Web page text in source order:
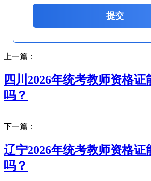
提交
上一篇：
四川2026年统考教师资格
吗？
下一篇：
辽宁2026年统考教师资格证
吗？